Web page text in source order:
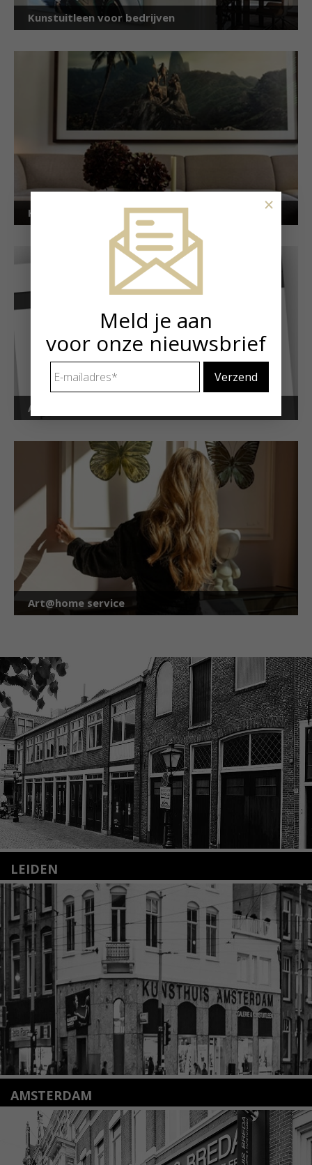
Kunstuitleen voor bedrijven
Kunstuitleen voor particulieren
Art Alert!
Art@home service
LEIDEN
Nieuwstraat 35
2312 KA Leiden
+31(0)71 – 52 84 480
info@kunsthuisleiden.nl
Lees meer
AMSTERDAM
Amstelveenseweg 135
1075 VX Amsterdam
+31 (0)20 2332546
info@kunsthuisamsterdam.nl
Meld je aan
voor onze nieuwsbrief
mailadres *
×